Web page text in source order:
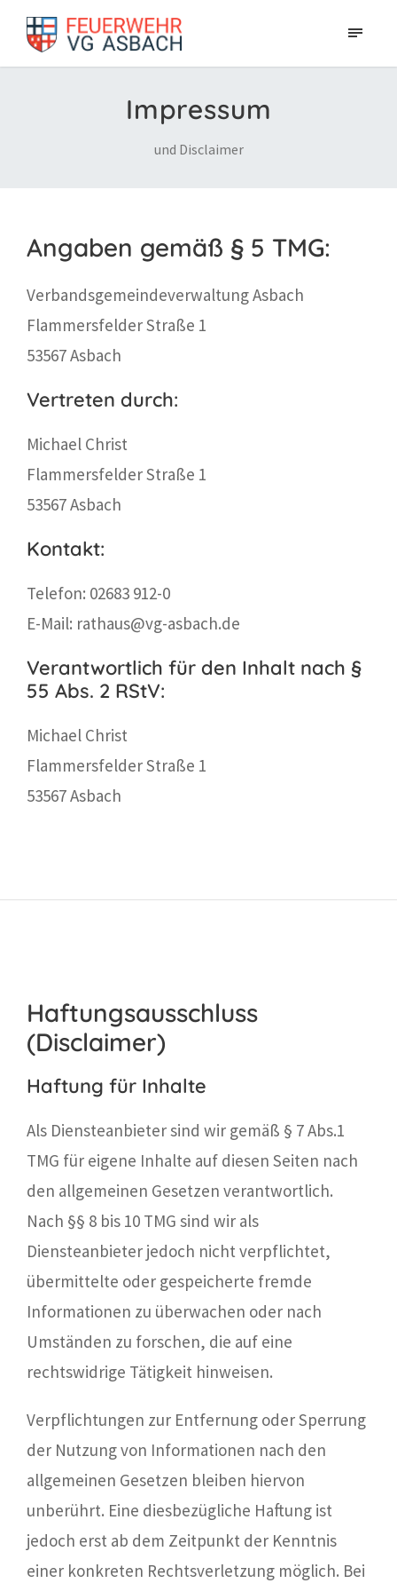
Impressum
und Disclaimer
Angaben gemäß § 5 TMG:
Verbandsgemeindeverwaltung Asbach
Flammersfelder Straße 1
53567 Asbach
Vertreten durch:
Michael Christ
Flammersfelder Straße 1
53567 Asbach
Kontakt:
Telefon: 02683 912-0
E-Mail: rathaus@vg-asbach.de
Verantwortlich für den Inhalt nach §
55 Abs. 2 RStV:
Michael Christ
Flammersfelder Straße 1
53567 Asbach
Haftungsausschluss
(Disclaimer)
Haftung für Inhalte
Als Diensteanbieter sind wir gemäß § 7 Abs.1
TMG für eigene Inhalte auf diesen Seiten nach
den allgemeinen Gesetzen verantwortlich.
Nach §§ 8 bis 10 TMG sind wir als
Diensteanbieter jedoch nicht verpflichtet,
übermittelte oder gespeicherte fremde
Informationen zu überwachen oder nach
Umständen zu forschen, die auf eine
rechtswidrige Tätigkeit hinweisen.
Verpflichtungen zur Entfernung oder Sperrung
der Nutzung von Informationen nach den
allgemeinen Gesetzen bleiben hiervon
unberührt. Eine diesbezügliche Haftung ist
jedoch erst ab dem Zeitpunkt der Kenntnis
einer konkreten Rechtsverletzung möglich. Bei